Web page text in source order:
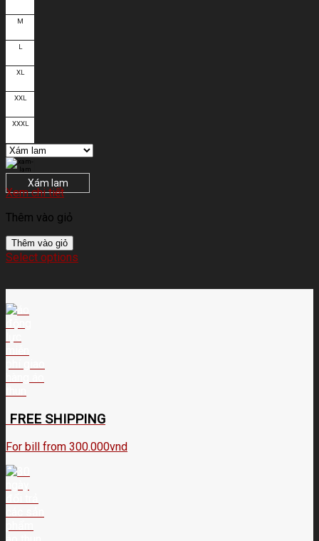
M
L
XL
XXL
XXXL
Xám lam
Xem chi tiết
Thêm vào giỏ
Thêm vào giỏ
Select options
FREE SHIPPING
For bill from 300.000vnd